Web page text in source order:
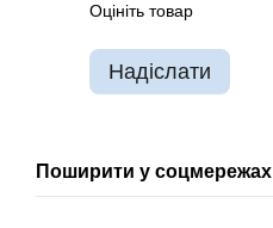
Оцініть товар
Надіслати
Поширити у соцмережах